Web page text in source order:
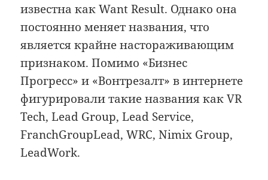
известна как Want Result. Однако она
постоянно меняет названия, что
является крайне настораживающим
признаком. Помимо «Бизнес
Прогресс» и «Вонтрезалт» в интернете
фигурировали такие названия как VR
Tech, Lead Group, Lead Service,
FranchGroupLead, WRC, Nimix Group,
LeadWork.